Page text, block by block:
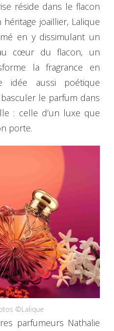
réside dans le flacon
joaillier, Lalique
en y dissimulant un
cœur du flacon, un
la fragrance en
idée aussi poétique
basculer le parfum dans
: celle d’un luxe que
porte.
©Lalique
parfumeurs Nathalie